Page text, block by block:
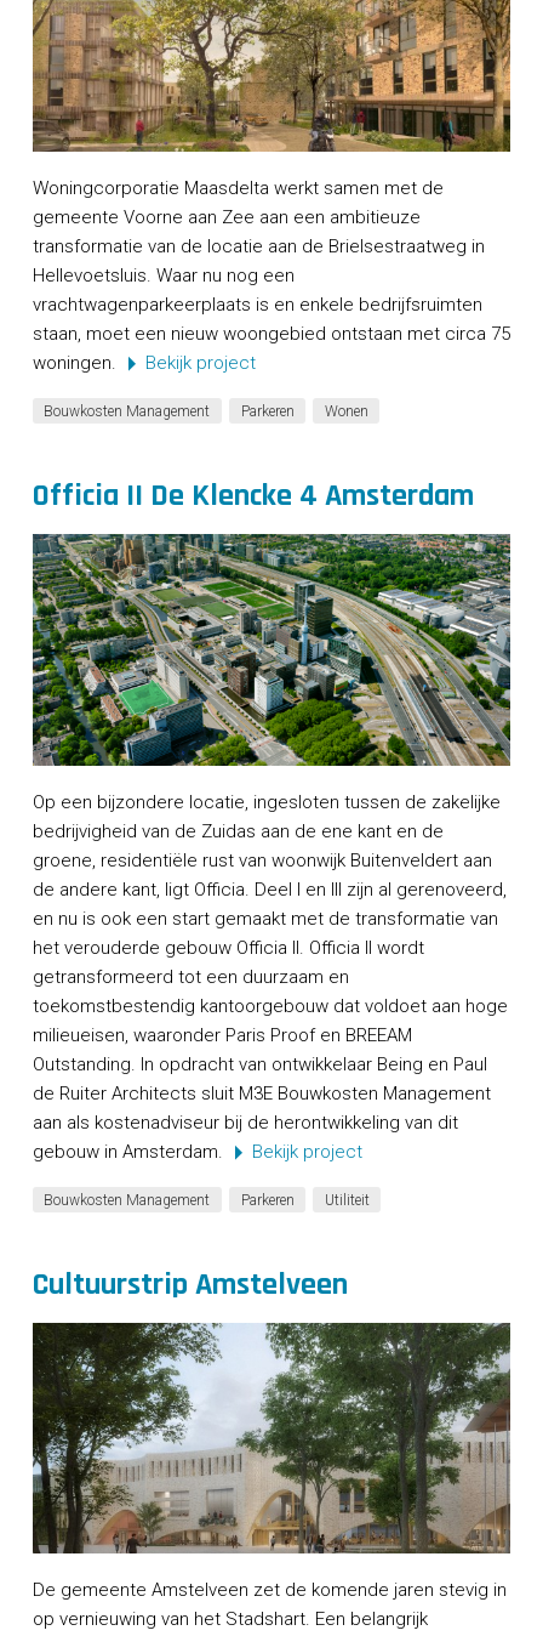
Woningcorporatie Maasdelta werkt samen met de
gemeente Voorne aan Zee aan een ambitieuze
transformatie van de locatie aan de Brielsestraatweg in
Hellevoetsluis. Waar nu nog een
vrachtwagenparkeerplaats is en enkele bedrijfsruimten
staan, moet een nieuw woongebied ontstaan met circa 75
woningen.
Bekijk project
Bouwkosten Management Parkeren Wonen
Officia II De Klencke 4 Amsterdam
Op een bijzondere locatie, ingesloten tussen de zakelijke
bedrijvigheid van de Zuidas aan de ene kant en de
groene, residentiële rust van woonwijk Buitenveldert aan
de andere kant, ligt Officia. Deel I en III zijn al gerenoveerd,
en nu is ook een start gemaakt met de transformatie van
het verouderde gebouw Officia II. Officia II wordt
getransformeerd tot een duurzaam en
toekomstbestendig kantoorgebouw dat voldoet aan hoge
milieueisen, waaronder Paris Proof en BREEAM
Outstanding. In opdracht van ontwikkelaar Being en Paul
de Ruiter Architects sluit M3E Bouwkosten Management
aan als kostenadviseur bij de herontwikkeling van dit
gebouw in Amsterdam.
Bekijk project
Bouwkosten Management Parkeren Utiliteit
Cultuurstrip Amstelveen
De gemeente Amstelveen zet de komende jaren stevig in
op vernieuwing van het Stadshart. Een belangrijk